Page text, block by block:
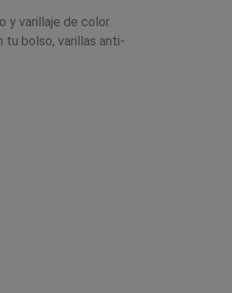
y varillaje de color.
tu bolso, varillas anti-